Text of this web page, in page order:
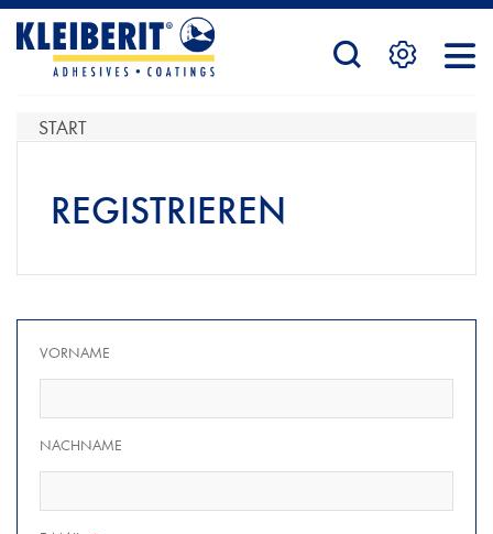
STARTSEITE
PRODUKTE
SERVICE
HÄNDLERSUCHE
START
REGISTRIEREN
VORNAME
NACHNAME